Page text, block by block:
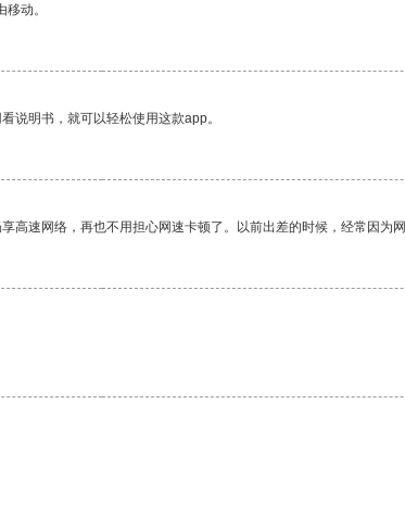
动。
说明书，就可以轻松使用这款app。
速网络，再也不用担心网速卡顿了。以前出差的时候，经常因为